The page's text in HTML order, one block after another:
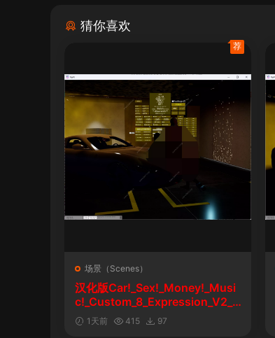
猜你喜欢
场景（Scenes）
汉化版Car!_Sex!_Money!_Musi
c!_Custom_8_Expression_V2_1
&车！性！钱！音乐！自定义表情
1天前 415 97
荐